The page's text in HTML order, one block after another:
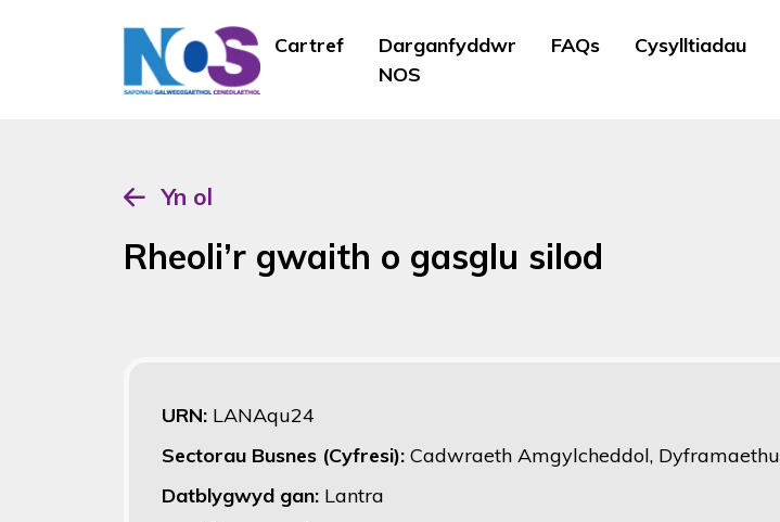
Cartref
Darganfyddwr
NOS
FAQs Cysylltiadau
Yn ol
Rheoli’r gwaith o gasglu silod
URN: LANAqu24
Sectorau Busnes (Cyfresi): Cadwraeth Amgylcheddol, Dyframaethu
Datblygwyd gan: Lantra